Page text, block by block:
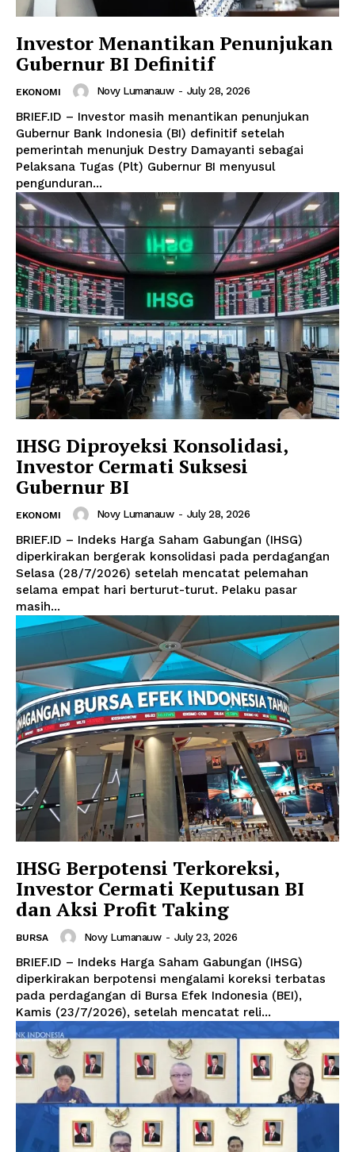
Investor Menantikan Penunjukan
Gubernur BI Definitif
EKONOMI Novy Lumanauw - July 28, 2026
BRIEF.ID – Investor masih menantikan penunjukan
Gubernur Bank Indonesia (BI) definitif setelah
pemerintah menunjuk Destry Damayanti sebagai
Pelaksana Tugas (Plt) Gubernur BI menyusul
pengunduran...
IHSG Diproyeksi Konsolidasi,
Investor Cermati Suksesi
Gubernur BI
EKONOMI Novy Lumanauw - July 28, 2026
BRIEF.ID – Indeks Harga Saham Gabungan (IHSG)
diperkirakan bergerak konsolidasi pada perdagangan
Selasa (28/7/2026) setelah mencatat pelemahan
selama empat hari berturut-turut. Pelaku pasar
masih...
IHSG Berpotensi Terkoreksi,
Investor Cermati Keputusan BI
dan Aksi Profit Taking
BURSA Novy Lumanauw - July 23, 2026
BRIEF.ID – Indeks Harga Saham Gabungan (IHSG)
diperkirakan berpotensi mengalami koreksi terbatas
pada perdagangan di Bursa Efek Indonesia (BEI),
Kamis (23/7/2026), setelah mencatat reli...